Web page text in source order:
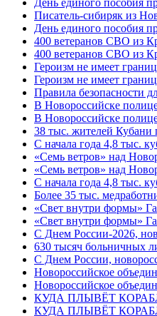
Писатель-сибиряк из
День единого пособия
400 ветеранов СВО из
400 ветеранов СВО из
Героизм не имеет
Героизм не имеет
Правила безопасности
В Новороссийске
В Новороссийске
38 тыс. жителей Кубани
С начала года 4,8 тыс.
«Семь ветров» над
«Семь ветров» над
С начала года 4,8 тыс.
Более 35 тыс.
«Свет внутри формы»
«Свет внутри формы»
C Днем России-2026,
630 тысяч больничных
C Днем России,
Новороссийское
Новороссийское
КУДА ПЛЫВЁТ
КУДА ПЛЫВЁТ